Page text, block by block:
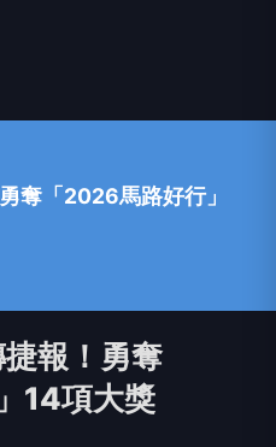
奪「2026馬路好行」
報！勇奪
14項大獎